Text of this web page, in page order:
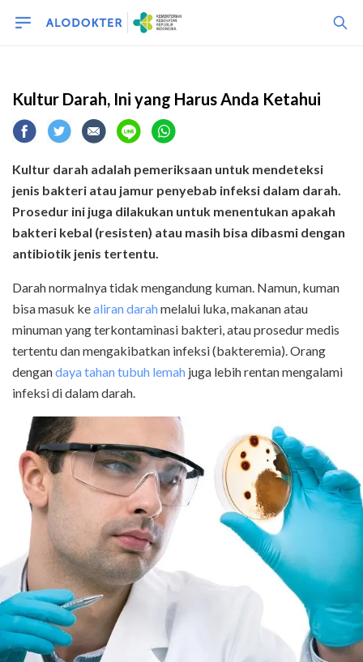
Kultur Darah, Ini yang Harus Anda Ketahui
Kultur darah adalah pemeriksaan untuk mendeteksi
jenis bakteri atau jamur penyebab infeksi dalam darah.
Prosedur ini juga dilakukan untuk menentukan apakah
bakteri kebal (resisten) atau masih bisa dibasmi dengan
antibiotik jenis tertentu.
Darah normalnya tidak mengandung kuman. Namun, kuman
bisa masuk kealiran darahmelalui luka, makanan atau
minuman yang terkontaminasi bakteri, atau prosedur medis
tertentu dan mengakibatkan infeksi (bakteremia). Orang
dengandaya tahan tubuh lemah juga lebih rentan mengalami
infeksi di dalam darah.